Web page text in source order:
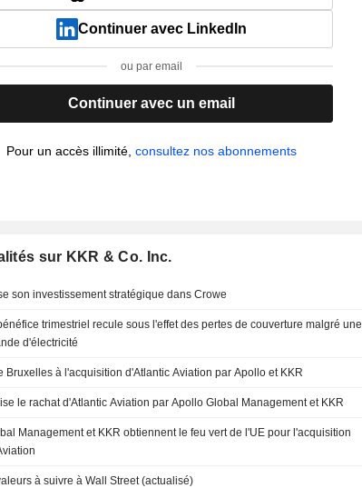
Continuer avec LinkedIn
ou par email
Continuer avec un email
Pour un accès illimité,consultez nos abonnements
sur KKR & Co. Inc.
son investissement stratégique dans Crowe
trimestriel recule sous l'effet des pertes de couverture malgré une
d'électricité
Bruxelles à l'acquisition d'Atlantic Aviation par Apollo et KKR
le rachat d'Atlantic Aviation par Apollo Global Management et KKR
Management et KKR obtiennent le feu vert de l'UE pour l'acquisition
à suivre à Wall Street (actualisé)